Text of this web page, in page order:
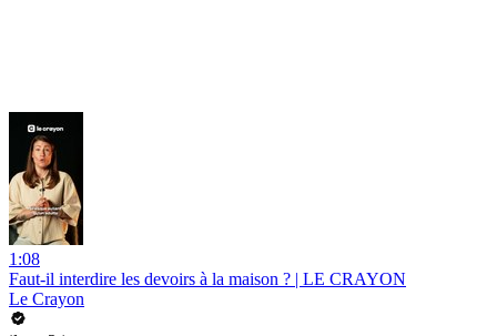
1:08
Faut-il interdire les devoirs à la maison ? | LE CRAYON
Le Crayon